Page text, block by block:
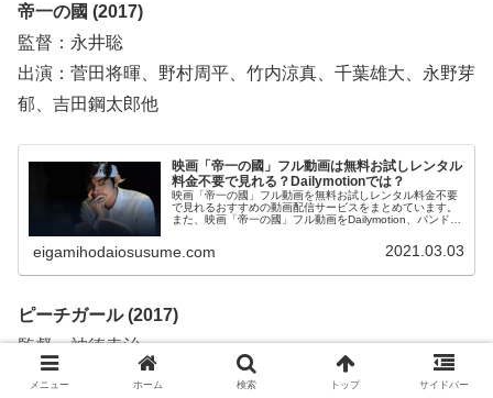
帝一の國 (2017)
監督：永井聡
出演：菅田将暉、野村周平、竹内涼真、千葉雄大、永野芽
郁、吉田鋼太郎他
映画「帝一の國」フル動画は無料お試しレンタル
料金不要で見れる？Dailymotionでは？
映画「帝一の國」フル動画を無料お試しレンタル料金不要
で見れるおすすめの動画配信サービスをまとめています。
また、映画「帝一の國」フル動画をDailymotion、パンド
「帝一の國」の作品情報やあらすじについてもお伝えして
いますので、動画配信サービス選びや映画本編を見る前の
eigamihodaiosusume.com 2021.03.03
ピーチガール (2017)
監督：神徳幸治
出演：山本美月、伊野尾慧、真剣佑、永野芽郁他
メニュー ホーム 検索 トップ サイドバー